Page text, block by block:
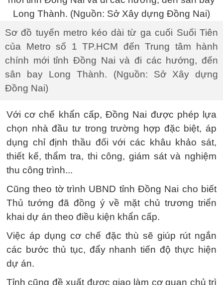
Sơ đồ tuyến metro kéo dài từ ga cuối Suối Tiên
của Metro số 1 TP.HCM đến Trung tâm hành
chính mới tỉnh Đồng Nai và đi các hướng, đến
sân bay Long Thành. (Nguồn: Sở Xây dựng
Đồng Nai)
Với cơ chế khẩn cấp, Đồng Nai được phép lựa
chọn nhà đầu tư trong trường hợp đặc biệt, áp
dụng chỉ định thầu đối với các khâu khảo sát,
thiết kế, thẩm tra, thi công, giám sát và nghiệm
thu công trình...
Cũng theo tờ trình UBND tỉnh Đồng Nai cho biết
Thủ tướng đã đồng ý về mặt chủ trương triển
khai dự án theo điều kiện khẩn cấp.
Việc áp dụng cơ chế đặc thù sẽ giúp rút ngắn
các bước thủ tục, đẩy nhanh tiến độ thực hiện
dự án.
Tỉnh cũng đề xuất được giao làm cơ quan chủ trì